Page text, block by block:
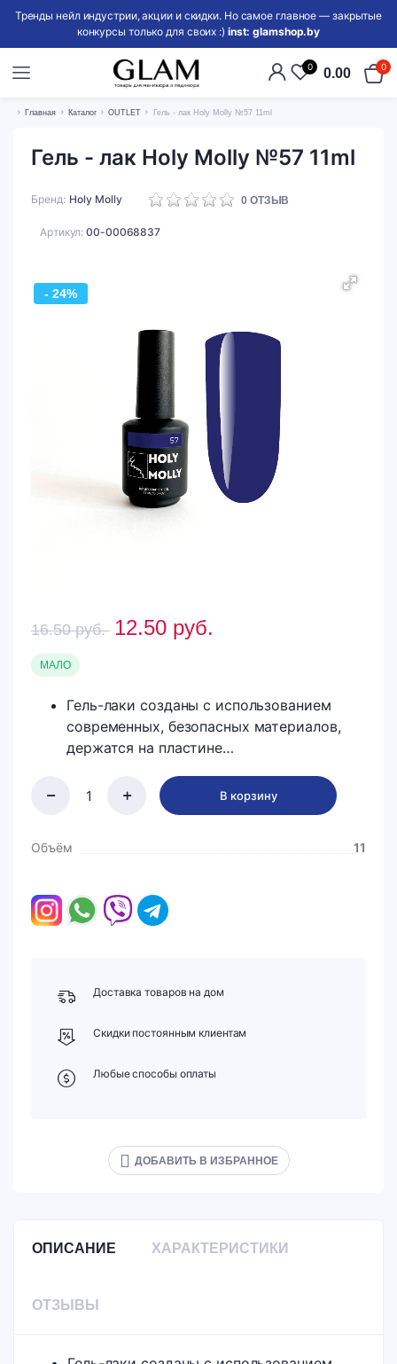
Тренды нейл индустрии, акции и скидки. Но самое главное — закрытые
конкурсы только для своих :) inst: glamshop.by
0 0.00 0
Главная Каталог OUTLET Гель - лак Holy Molly №57 11ml
Гель - лак Holy Molly №57 11ml
Бренд Holy Molly 0ОТЗЫВ
Артикул: 00-00068837
- 24%
16.50руб. 12.50 руб.
МАЛО
Гель-лаки созданы с использованием
современных, безопасных материалов,
держатся на пластине…
В корзину
Объём 11
Доставка товаров на дом
Скидки постоянным клиентам
Любые способы оплаты
ДОБАВИТЬ В ИЗБРАННОЕ
ОПИСАНИЕ ХАРАКТЕРИСТИКИ
ОТЗЫВЫ